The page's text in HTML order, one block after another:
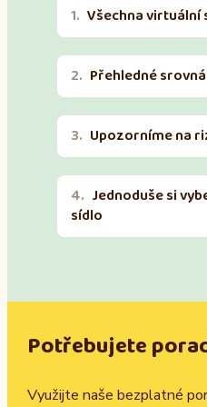
Všechna virtuální
Přehledné
Upozorníme na
Jednoduše si
sídlo
Potřebujete
Využijte naše bezplatné